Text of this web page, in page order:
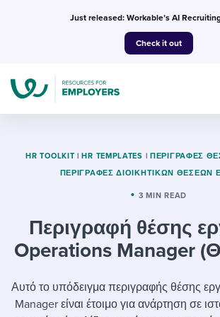
Just released: Workable’s AI
Check it out
Topics
Mobilizing AI in my
Templates &
I WANT...
I’m a jobseeker
Attend
HR TOOLKIT | HR TEMPLATES | ΠΕΡΙΓΡΑΦΈΣ
ΠΕΡΙΓΡΑΦΈΣ ΔΙΟΙΚΗΤΙΚΏΝ ΘΈΣΕΩΝ
3 MIN READ
Περιγραφή θέσης
Operations Manager
Αυτό το υπόδειγμα περιγραφής θέσης
Manager είναι έτοιμο για ανάρτηση σε